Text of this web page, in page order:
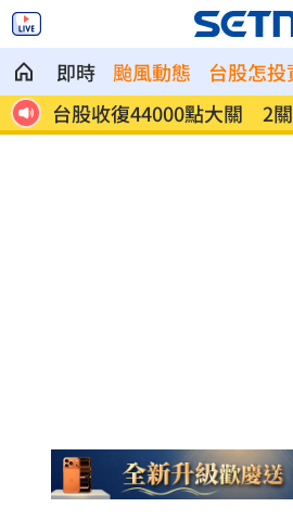
即時 颱風動態 台股怎投
發
他見搶案挺身相救遭圍毆
歲